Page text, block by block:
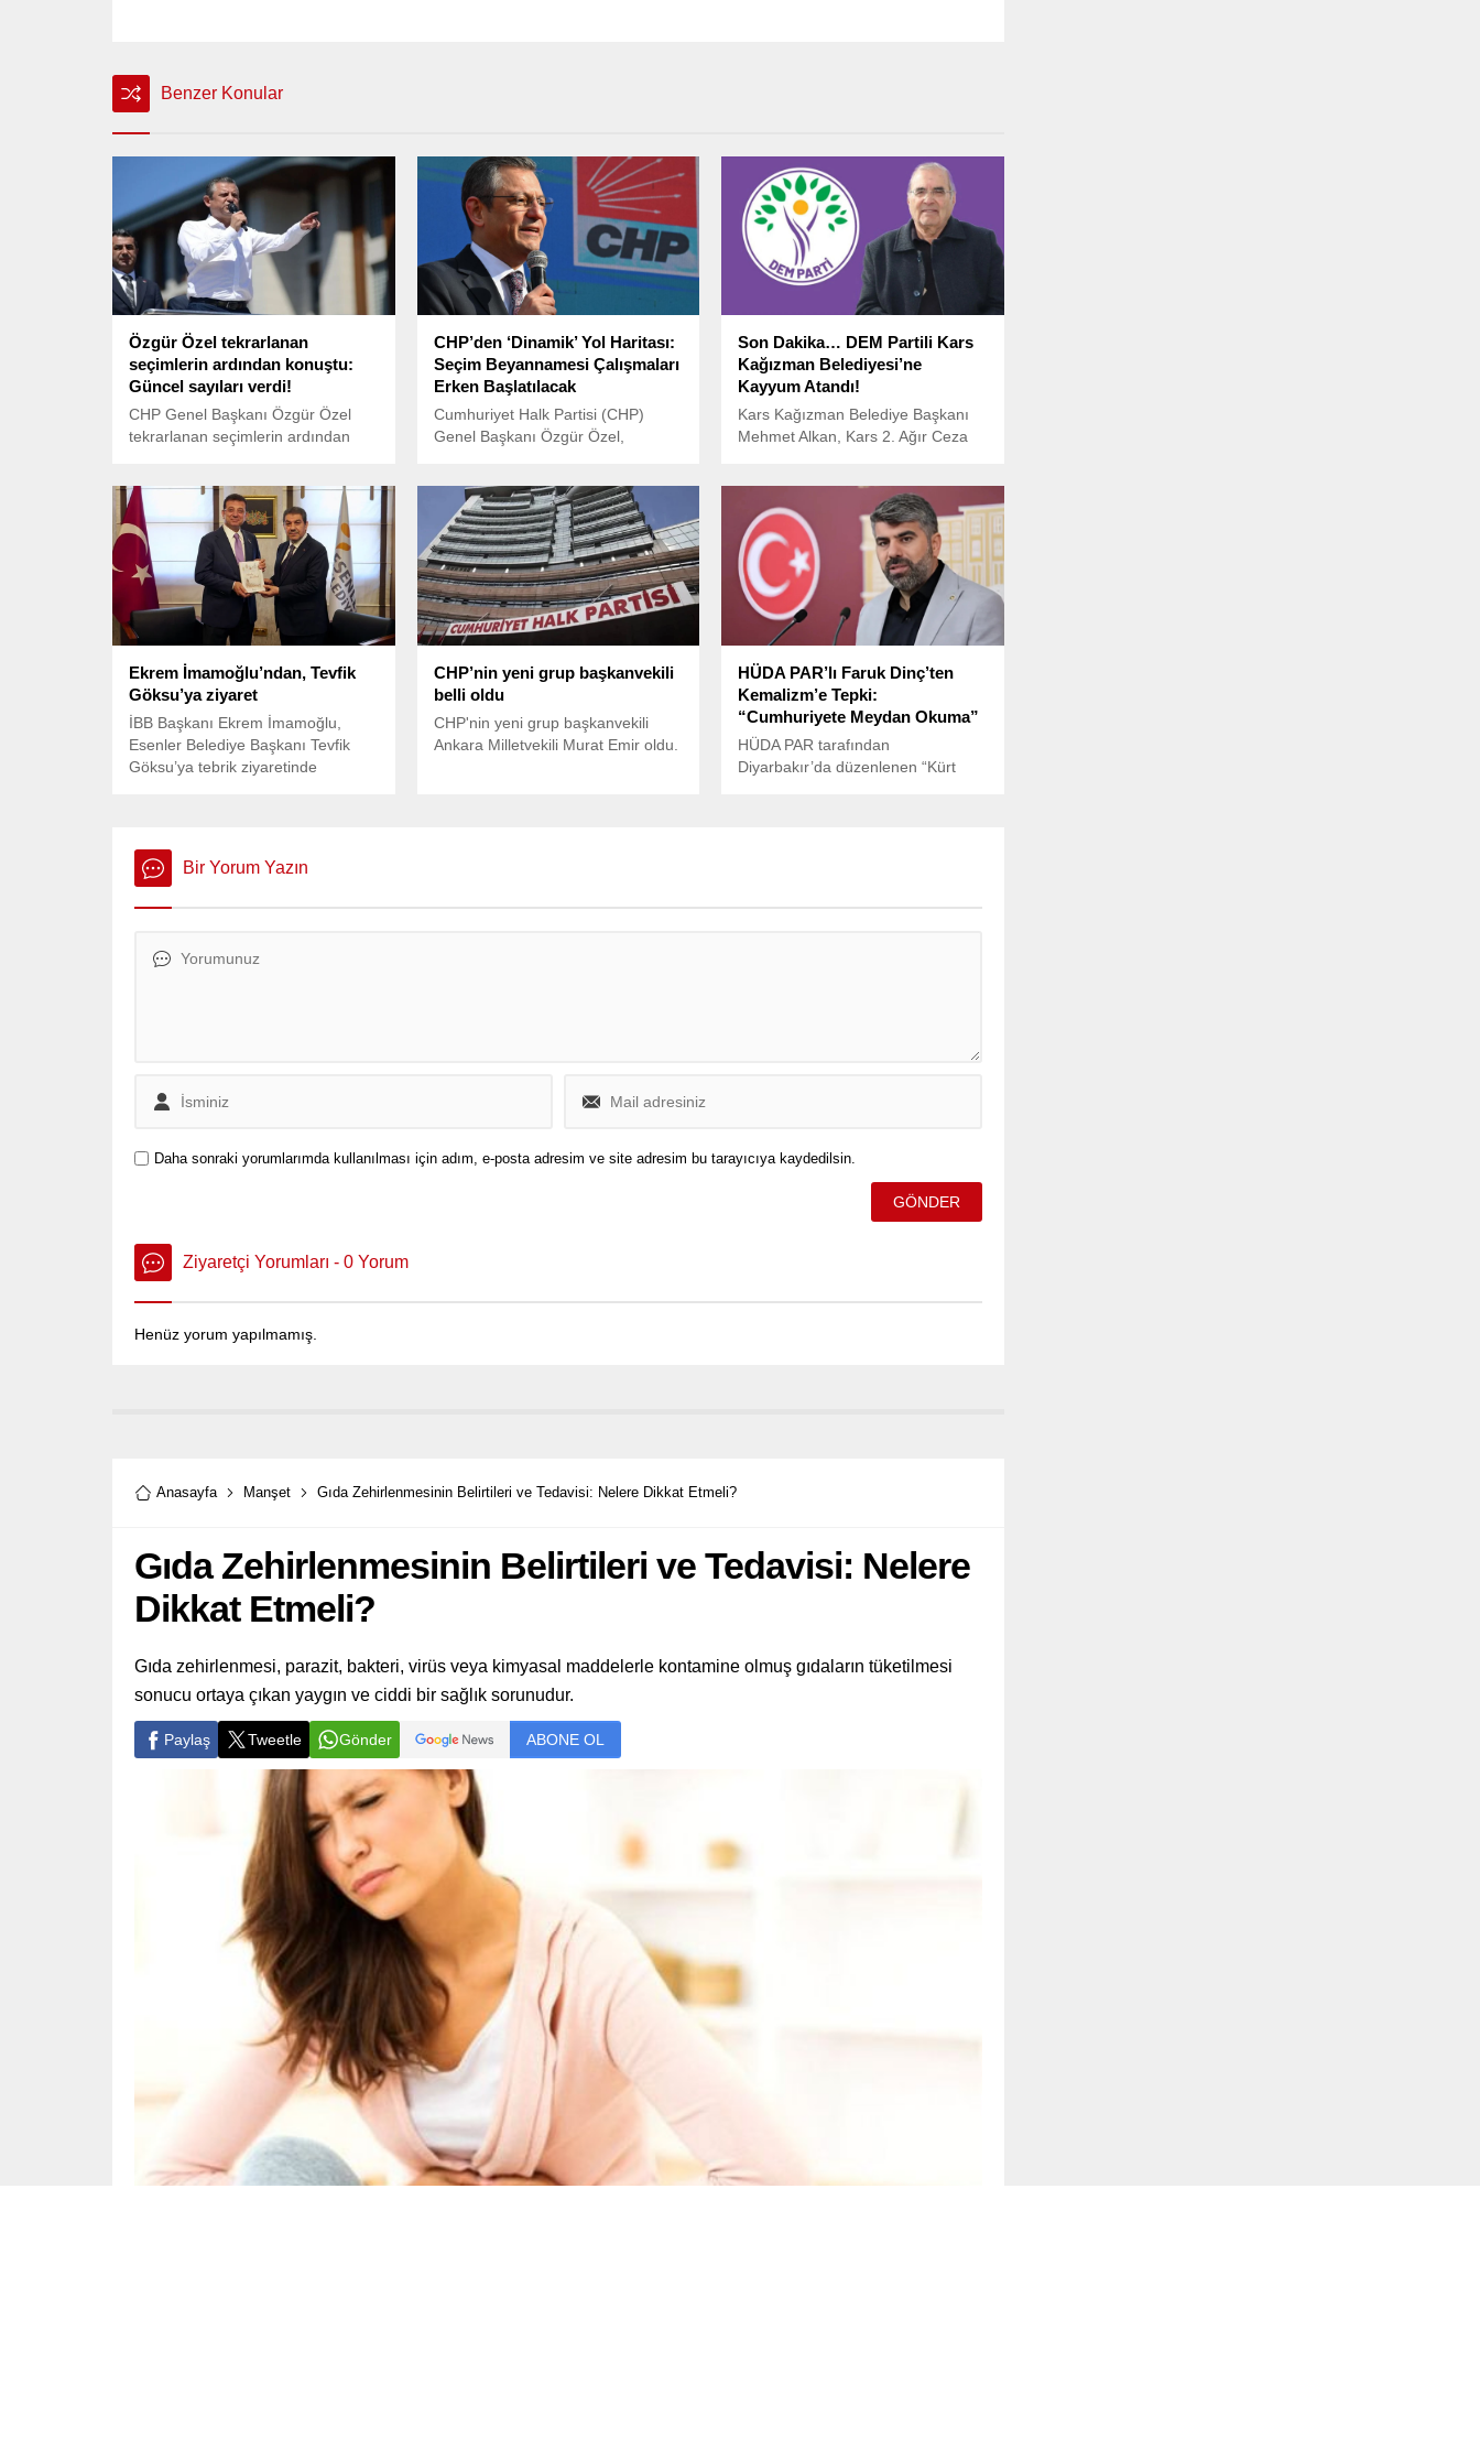
Benzer Konular
Özgür Özel tekrarlanan
seçimlerin ardından konuştu:
Güncel sayıları verdi!
CHP Genel Başkanı Özgür Özel
tekrarlanan seçimlerin ardından
belediye sayısı 409'dan 411'e
çıkmıştır. 2 arkadaşımızı da
yürekten kutluyorum. Bundan sonra
411 belediyemizle birlikte
milletimize hizmet
etmeye devam edeceğiz. ifadelerini
kullandı.
CHP’den ‘Dinamik’ Yol Haritası:
Seçim Beyannamesi Çalışmaları
Erken Başlatılacak
Cumhuriyet Halk Partisi (CHP)
Genel Başkanı Özgür Özel,
Parti Meclisi üyeleriyle yaptığı
toplantıda, iktidarın artan baskıları
karşısında izlenecek stratejileri ele
aldı.
Son Dakika… DEM Partili Kars
Kağızman Belediyesi’ne
Kayyum Atandı!
Kars Kağızman Belediye Başkanı
Mehmet Alkan, Kars 2. Ağır Ceza
örgütüne üye olma” suçundan 6 yıl
3 ay hapis cezası alması nedeniyle
İçişleri Bakanlığı tarafından
görevden uzaklaştırıldı.
Ekrem İmamoğlu’ndan, Tevfik
Göksu’ya ziyaret
İBB Başkanı Ekrem İmamoğlu,
Esenler Belediye Başkanı Tevfik
Göksu’ya tebrik ziyaretinde
“Çok da verimli, çok da paylaşımcı
geçiyor. Bundan dolayı çok
adım şehircilik adına, iletişim adına,
CHP’nin yeni grup başkanvekili
belli oldu
CHP'nin yeni grup başkanvekili
Ankara Milletvekili Murat Emir oldu.
HÜDA PAR’lı Faruk Dinç’ten
Kemalizm’e Tepki:
“Cumhuriyete Meydan Okuma”
HÜDA PAR tarafından
Diyarbakır’da düzenlenen “Kürt
Bir Yorum Yazın
Daha sonraki yorumlarımda kullanılması için adım, e-posta adresim ve site adresim bu tarayıcıya kaydedilsin.
Ziyaretçi Yorumları - 0 Yorum
Henüz yorum yapılmamış.
Anasayfa Manşet Gıda Zehirlenmesinin Belirtileri ve Tedavisi: Nelere Dikkat Etmeli?
Gıda Zehirlenmesinin Belirtileri ve Tedavisi: Nelere
Dikkat Etmeli?
Gıda zehirlenmesi, parazit, bakteri, virüs veya kimyasal maddelerle kontamine olmuş gıdaların tüketilmesi
sonucu ortaya çıkan yaygın ve ciddi bir sağlık sorunudur.
Paylaş Tweetle Gönder ABONE OL